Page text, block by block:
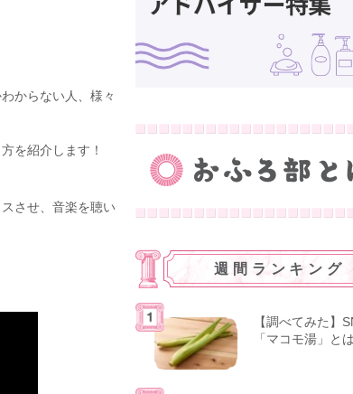
からない人、様々
を紹介します！
させ、音楽を聴い
週間ランキング
【調べてみた】
「マコモ湯」と